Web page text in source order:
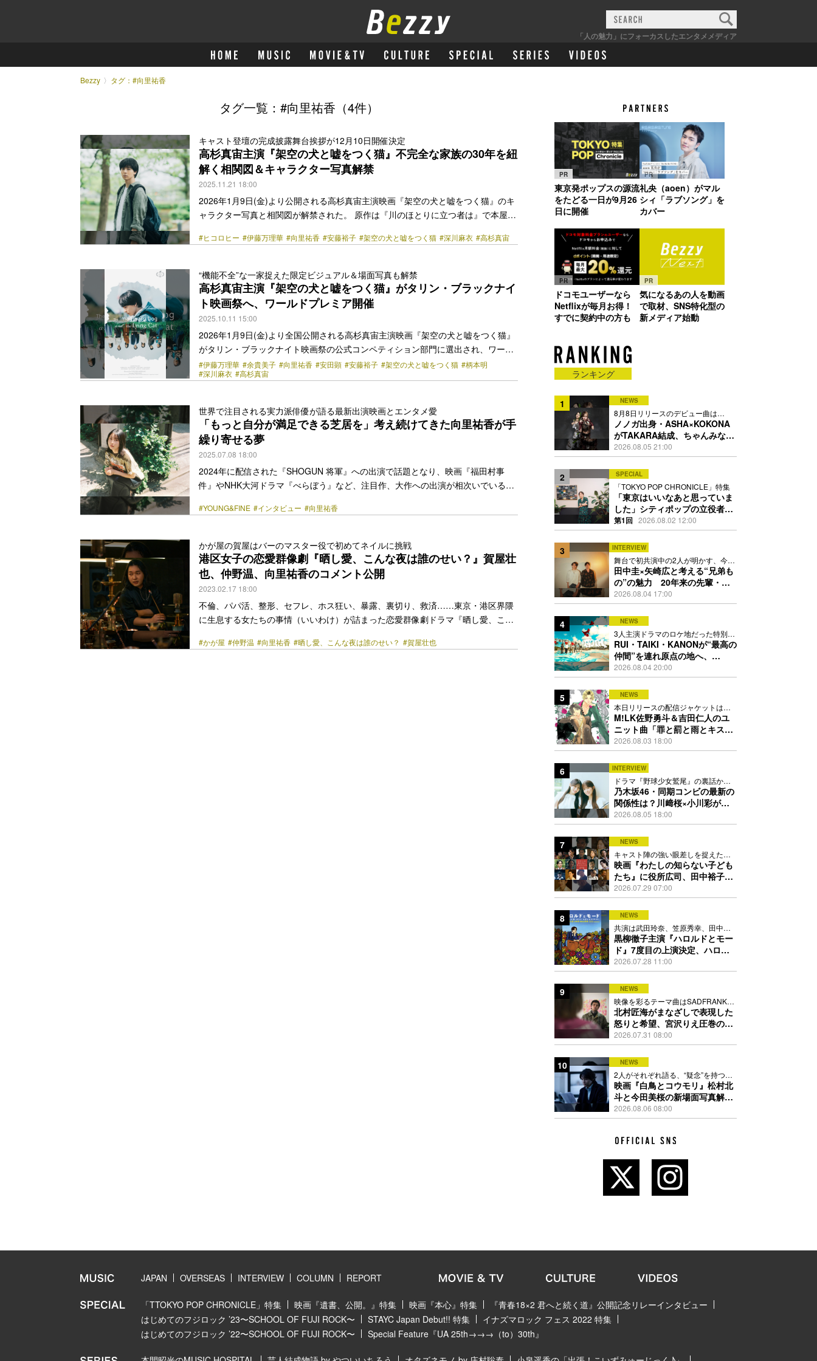
「人の魅力」にフォーカスしたエンタメメディア
Bezzy タグ：#向里祐香
タグ一覧：#向里祐香（4件）
キャスト登壇の完成披露舞台挨拶が12月10日開催決定
高杉真宙主演『架空の犬と嘘をつく猫』不完全な家族の30年を紐
解く相関図＆キャラクター写真解禁
2025.11.21 18:00
2026年1月9日(金)より公開される高杉真宙主演映画『架空の犬と嘘をつく猫』のキ
ャラクター写真と相関図が解禁された。 原作は『川のほとりに立つ者は』で本屋大
親を筆頭に、家族誰もが”不都合な真実“から目をそらし、それぞれの嘘を重ねなが
乱暴』で世界の映画祭を沸かせた森ガキ侑大、脚本は『浅田家！』で日本アカデミ
ー賞脚本賞を受賞した菅野友恵が務める。 高杉真宙が演じるのは、母のために嘘の
手紙を書き続ける長男・羽猫山吹。また、山吹の幼馴染で恋人となる佐… <a
class="more-link" href="https://bezzy.jp/2025/11/77450/"></a>
#ヒコロヒー #伊藤万理華 #向里祐香 #安藤裕子 #架空の犬と嘘をつく猫 #深川麻衣 #高杉真宙
“機能不全”な一家捉えた限定ビジュアル＆場面写真も解禁
高杉真宙主演『架空の犬と嘘をつく猫』がタリン・ブラックナイ
ト映画祭へ、ワールドプレミア開催
2025.10.11 15:00
2026年1月9日(金)より全国公開される高杉真宙主演映画『架空の犬と嘘をつく猫』
がタリン・ブラックナイト映画祭の公式コンペティション部門に選出され、ワール
ドプレミア上映の開催が決定した。 本作は、嘘を重ねながら共に暮らす“機能不
全”な一家・羽猫家の約30年間を描いた物語。原作は『川のほとりに立つ者は』で本
森ガキ侑大、脚本を『浅田家！』（20）で日本アカデミー賞脚本賞を受賞した菅野
友恵が務める。そして不完全でやっかいで、でもどこか愛おしい家族のかたちを森
ガキ監督が丁寧に紡ぐ。 物語の中心にいるのは、事故で次男を亡くして… <a
class="more-link" href="https://bezzy.jp/2025/10/75479/"></a>
#伊藤万理華 #余貴美子 #向里祐香 #安田顕 #安藤裕子 #架空の犬と嘘をつく猫 #柄本明
#深川麻衣 #高杉真宙
世界で注目される実力派俳優が語る最新出演映画とエンタメ愛
「もっと自分が満足できる芝居を」考え続けてきた向里祐香が手
繰り寄せる夢
2025.07.08 18:00
2024年に配信された『SHOGUN 将軍』への出演で話題となり、映画『福田村事
件』やNHK大河ドラマ『べらぼう』など、注目作、大作への出演が相次いでいる向
のが、まさに花開いている状況といえそうだ。 山本直樹の同名マンガが原作の
く女教師を演じた彼女。最新作について、近年大きな変化を見せている自身を取り
巻く環境について、今後の展望について……プライベート含め、今注目を浴びてい
る彼女の素顔に迫る。 この作品には、日常にちょっといい色を… <a class="more-
link" href="https://bezzy.jp/2025/07/70129/"></a>
#YOUNG&FINE #インタビュー #向里祐香
かが屋の賀屋はバーのマスター役で初めてネイルに挑戦
港区女子の恋愛群像劇『晒し愛、こんな夜は誰のせい？』賀屋壮
也、仲野温、向里祐香のコメント公開
2023.02.17 18:00
不倫、パパ活、整形、セフレ、ホス狂い、暴露、裏切り、救済……東京・港区界隈
に生息する女たちの事情（いいわけ）が詰まった恋愛群像劇ドラマ『晒し愛、こん
の中村ゆりか、第1話に出演する田辺桃子、第2話に出演する村上穂乃佳のコメント
#かが屋 #仲野温 #向里祐香 #晒し愛、こんな夜は誰のせい？ #賀屋壮也
PR
東京発ポップスの源流
をたどる一日が9月26
日に開催
PR
礼央（aoen）がマル
シィ「ラブソング」を
カバー
PR
ドコモユーザーなら
Netflixが毎月お得！
すでに契約中の方も
PR
気になるあの人を動画
で取材、SNS特化型の
新メディア始動
ランキング
1 NEWS
8月8日リリースのデビュー曲は
「Time is money」
ノノガ出身・ASHA×KOKONA
がTAKARA結成、ちゃんみな主
宰レーベル第2弾アーティスト
に
2026.08.05 21:00
2 SPECIAL
「TOKYO POP CHRONICLE」特集
「東京はいいなあと思っていま
した」シティポップの立役者・
伊藤銀次の名曲回想録
第1回 2026.08.02 12:00
3 INTERVIEW
舞台で初共演中の2人が明かす、今の
自分をつくる恩人の存在
田中圭×矢崎広と考える“兄弟も
の”の魅力 20年来の先輩・後
輩が初めて見つけた互いの共通
点とは
2026.08.04 17:00
4 NEWS
3人主演ドラマのロケ地だった特別な
場所で撮影を敢行
RUI・TAIKI・KANONが“最高の
仲間”を連れ原点の地へ、
STARGLOW「GOTH」ダンス
映像公開
2026.08.04 20:00
5 NEWS
本日リリースの配信ジャケットは
PEACH-PITが描き下ろし
M!LK佐野勇斗＆吉田仁人のユ
ニット曲「罪と罰と雨とキス」
MV公開、2人が霧雨と共に舞い
踊る
2026.08.03 18:00
6 INTERVIEW
ドラマ『野球少女鷲尾』の裏話から
隠れた素顔にたっぷり迫る
乃木坂46・同期コンビの最新の
関係性は？川﨑桜×小川彩が明
かす互いの推しポイント
2026.08.05 18:00
7 NEWS
キャスト陣の強い眼差しを捉えたポ
スター、本予告も解禁
映画『わたしの知らない子ども
たち』に役所広司、田中裕子、
岡田准一、吉田羊、坂東龍汰ら
13人
2026.07.29 07:00
8 NEWS
共演は武田玲奈、笠原秀幸、田中要
次、井川遥
黒柳徹子主演『ハロルドとモー
ド』7度目の上演決定、ハロル
ド役はKEY TO LIT岩﨑大昇
2026.07.28 11:00
9 NEWS
映像を彩るテーマ曲はSADFRANKが
歌う「愛の讃歌」カバー
北村匠海がまなざしで表現した
怒りと希望、宮沢りえ圧巻の演
技が光る『しびれ』90秒予告解
禁
2026.07.31 08:00
10 NEWS
2人がそれぞれ語る、“疑念”を持つこ
との苦しさとは
映画『白鳥とコウモリ』松村北
斗と今田美桜の新場面写真解
禁、事件前後で一変する表情捉
えた全4点
2026.08.06 08:00
JAPAN OVERSEAS INTERVIEW COLUMN REPORT
「TTOKYO POP CHRONICLE」特集 映画『遺書、公開。』特集 映画『本心』特集
『青春18×2 君へと続く道』公開記念リレーインタビュー
はじめてのフジロック ’23〜SCHOOL OF FUJI ROCK〜
STAYC Japan Debut!! 特集
イナズマロック フェス 2022 特集
はじめてのフジロック ’22〜SCHOOL OF FUJI ROCK〜
Special Feature『UA 25th→→→（to）30th』